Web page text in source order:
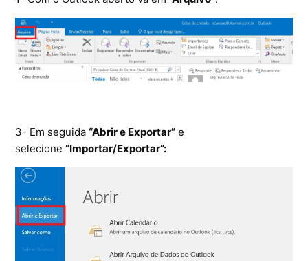
Microsoft 365
Ferramentas
Skymail Talk
Interno - Cloud Interno
Interno - CloudStack
Interno - Procedimentos Internos
3- Em seguida“Abrir e Exportar” e
selecione“Importar/Exportar”: